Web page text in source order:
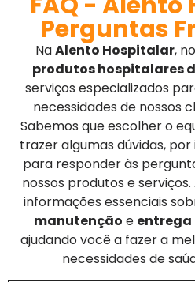
Perguntas
NaAlento Hospitalar,
produtos hospitalares
serviços especializados
necessidades de nossos
Sabemos que escolher o
trazer algumas dúvidas,
para responder às
nossos produtos e
informações essenciais
manutenção e entrega
ajudando você a fazer a
necessidades de